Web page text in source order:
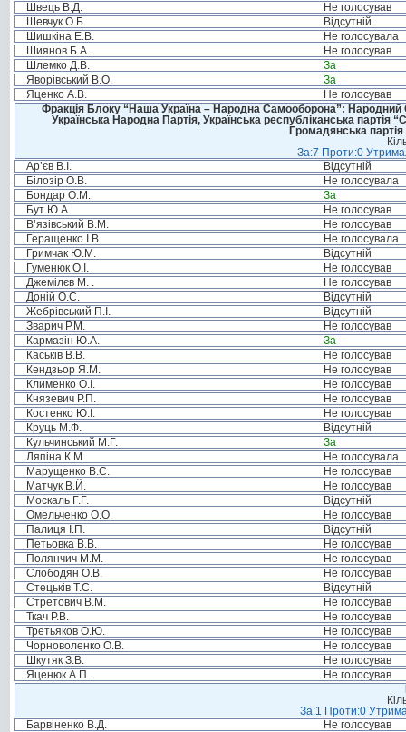
Швець В.Д.
Не голосував
Шевчук О.Б.
Відсутній
Шишкіна Е.В.
Не голосувала
Шиянов Б.А.
Не голосував
Шлемко Д.В.
За
Яворівський В.О.
За
Яценко А.В.
Не голосував
Фракція Блоку “Наша Україна – Народна Самооборона”: Народний
Українська Народна Партія, Українська республіканська
Громадянська
За:7 Проти:0
Ар’єв В.І.
Відсутній
Білозір О.В.
Не голосувала
Бондар О.М.
За
Бут Ю.А.
Не голосував
В’язівський В.М.
Не голосував
Геращенко І.В.
Не голосувала
Гримчак Ю.М.
Відсутній
Гуменюк О.І.
Не голосував
Джемілєв М. .
Не голосував
Доній О.С.
Відсутній
Жебрівський П.І.
Відсутній
Зварич Р.М.
Не голосував
Кармазін Ю.А.
За
Каськів В.В.
Не голосував
Кендзьор Я.М.
Не голосував
Клименко О.І.
Не голосував
Князевич Р.П.
Не голосував
Костенко Ю.І.
Не голосував
Круць М.Ф.
Відсутній
Кульчинський М.Г.
За
Ляпіна К.М.
Не голосувала
Марущенко В.С.
Не голосував
Матчук В.Й.
Не голосував
Москаль Г.Г.
Відсутній
Омельченко О.О.
Не голосував
Палиця І.П.
Відсутній
Петьовка В.В.
Не голосував
Полянчич М.М.
Не голосував
Слободян О.В.
Не голосував
Стецьків Т.С.
Відсутній
Стретович В.М.
Не голосував
Ткач Р.В.
Не голосував
Третьяков О.Ю.
Не голосував
Чорноволенко О.В.
Не голосував
Шкутяк З.В.
Не голосував
Яценюк А.П.
Не голосував
За:1 Проти:0
Барвіненко В.Д.
Не голосував